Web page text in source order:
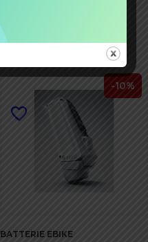
-10%
BATTERIE EBIKE